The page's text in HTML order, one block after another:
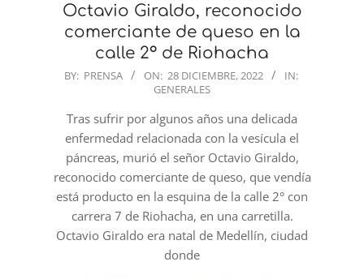
Octavio Giraldo, reconocido
comerciante de queso en la
calle 2° de Riohacha
2022-
BY: PRENSA ON: 28 DICIEMBRE, 2022
IN:
GENERALES
Tras sufrir por algunos años una delicada
enfermedad relacionada con la vesícula el
páncreas, murió el señor Octavio Giraldo,
reconocido comerciante de queso, que vendía
está producto en la esquina de la calle 2° con
carrera 7 de Riohacha, en una carretilla.
Octavio Giraldo era natal de Medellín, ciudad
donde